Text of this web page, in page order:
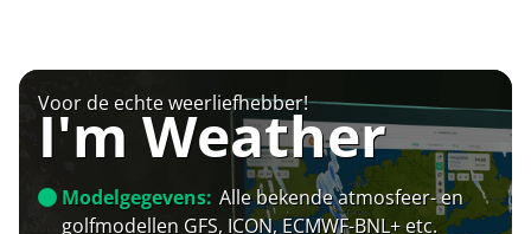
Voor de echte weerliefhebber!
I'm Weather
Modelgegevens: Alle bekende atmosfeer- en
golfmodellen GFS, ICON, ECMWF-BNL+ etc.